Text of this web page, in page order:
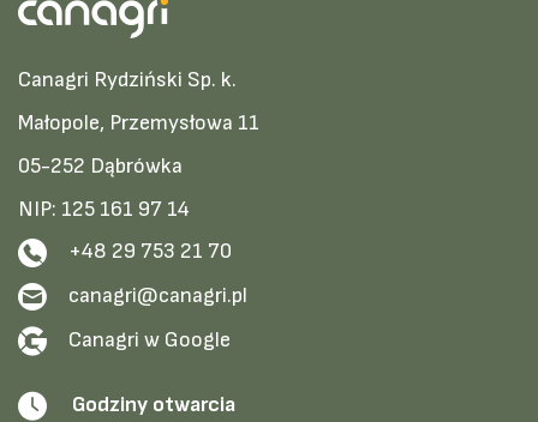
Canagri Rydziński Sp. k.
Małopole, Przemysłowa 11
05-252 Dąbrówka
NIP: 125 161 97 14
+48 29 753 21 70
canagri@canagri.pl
Canagri w Google
Godziny otwarcia